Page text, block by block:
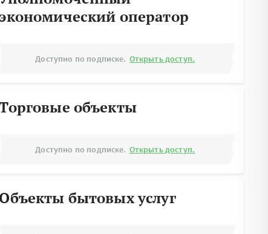
оператор
Доступно по подписке. Открыть доступ.
объекты
Доступно по подписке. Открыть доступ.
Объекты бытовых услуг